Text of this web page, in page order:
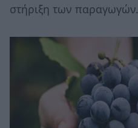
στήριξη των παραγωγών.